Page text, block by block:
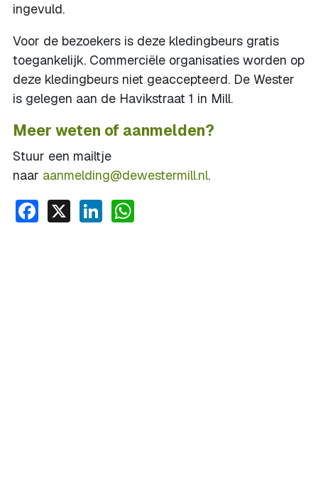
ingevuld.
Voor de bezoekers is deze kledingbeurs gratis
toegankelijk. Commerciële organisaties worden op
deze kledingbeurs niet geaccepteerd. De Wester
is gelegen aan de Havikstraat 1 in Mill.
Meer weten of aanmelden?
Stuur een mailtje
naar aanmelding@dewestermill.nl.
Facebook
X LinkedIn